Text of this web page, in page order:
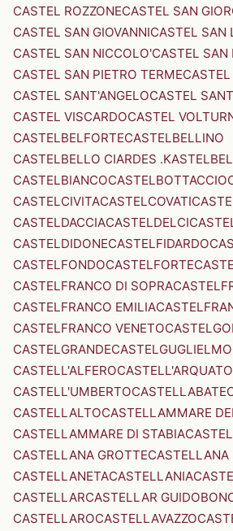
CASTEL ROZZONECASTEL SAN
CASTEL SAN GIOVANNICASTEL SAN
CASTEL SAN NICCOLO'CASTEL SAN
CASTEL SAN PIETRO TERME
CASTEL SANT'ANGELOCASTEL
CASTEL VISCARDOCASTEL
CASTELBELFORTECASTELBELLINO
CASTELBELLO CIARDES
CASTELBIANCOCASTELBOTTACCIO
CASTELCIVITACASTELCOVATI
CASTELDACCIACASTELDELCI
CASTELDIDONECASTELFIDARDO
CASTELFONDOCASTELFORTE
CASTELFRANCO DI SOPRA
CASTELFRANCO EMILIA
CASTELFRANCO VENETO
CASTELGRANDECASTELGUGLIELMO
CASTELL'ALFEROCASTELL'ARQUATO
CASTELL'UMBERTOCASTELLABATE
CASTELLALTOCASTELLAMMARE
CASTELLAMMARE DI STABIA
CASTELLANA GROTTECASTELLANA
CASTELLANETACASTELLANIA
CASTELLARCASTELLAR
CASTELLAROCASTELLAVAZZO